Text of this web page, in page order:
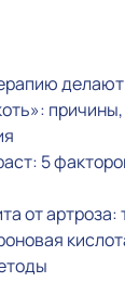
5
от артроза: